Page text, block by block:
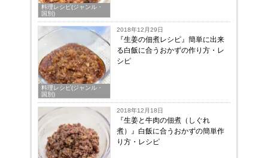
料理レシピ(ジャンル・
国別)
料理レシピ(ジャンル・
国別)
2018年12月29日
『生姜の佃煮レシピ』簡単に出来
る白飯に合うおかずの作り方・レ
シピ
2018年12月18日
『生姜と牛肉の佃煮（しぐれ
煮）』白飯に合うおかずの簡単作
り方・レシピ